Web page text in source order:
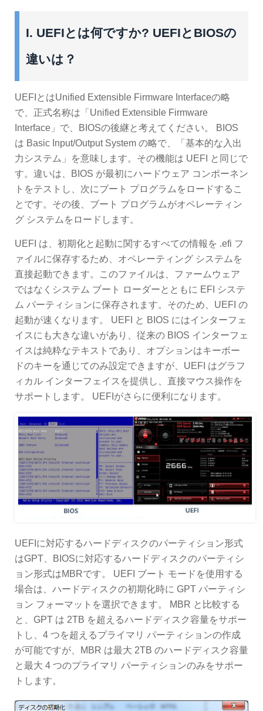
I. UEFIとは何ですか? UEFIとBIOSの
違いは？
UEFIとはUnified Extensible Firmware Interfaceの略
で、正式名称は「Unified Extensible Firmware
Interface」で、BIOSの後継と考えてください。 BIOS
は Basic Input/Output System の略で、「基本的な入出
力システム」を意味します。その機能は UEFI と同じで
す。違いは、BIOS が最初にハードウェア コンポーネン
トをテストし、次にブート プログラムをロードするこ
とです。その後、ブート プログラムがオペレーティン
グ システムをロードします。
UEFI は、初期化と起動に関するすべての情報を .efi フ
ァイルに保存するため、オペレーティング システムを
直接起動できます。このファイルは、ファームウェア
ではなくシステム ブート ローダーとともに EFI システ
ム パーティションに保存されます。そのため、UEFI の
起動が速くなります。 UEFI と BIOS にはインターフェ
イスにも大きな違いがあり、従来の BIOS インターフェ
イスは純粋なテキストであり、オプションはキーボー
ドのキーを通じてのみ設定できますが、UEFI はグラフ
ィカル インターフェイスを提供し、直接マウス操作を
サポートします。 UEFIがさらに便利になります。
UEFIに対応するハードディスクのパーティション形式
はGPT、BIOSに対応するハードディスクのパーティシ
ョン形式はMBRです。 UEFI ブート モードを使用する
場合は、ハードディスクの初期化時に GPT パーティシ
ョン フォーマットを選択できます。 MBR と比較する
と、GPT は 2TB を超えるハードディスク容量をサポー
トし、4 つを超えるプライマリ パーティションの作成
が可能ですが、MBR は最大 2TB のハードディスク容量
と最大 4 つのプライマリ パーティションのみをサポー
トします。